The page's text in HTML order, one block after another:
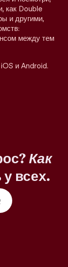
как Double
и другими,
между тем
и Android.
Как
всех.